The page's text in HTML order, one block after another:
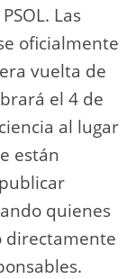
Las
oficialmente
vuelta de
el 4 de
al lugar
están
quienes
directamente